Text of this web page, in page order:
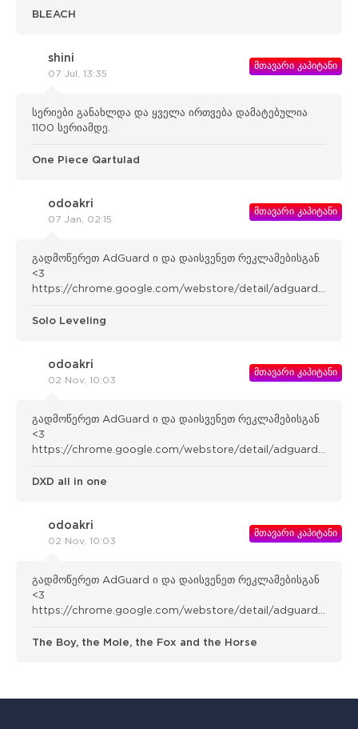
BLEACH
shini
07 Jul, 13:35
მთავარი კაპიტანი
სერიები განახლდა და ყველა ირთვება დამატებულია
1100 სერიამდე.
One Piece Qartulad
odoakri
07 Jan, 02:15
მთავარი კაპიტანი
გადმოწერეთ AdGuard ი და დაისვენეთ რეკლამებისგან
<3
https://chrome.google.com/webstore/detail/adguard-
Solo Leveling
odoakri
02 Nov, 10:03
მთავარი კაპიტანი
გადმოწერეთ AdGuard ი და დაისვენეთ რეკლამებისგან
<3
https://chrome.google.com/webstore/detail/adguard-
DXD all in one
odoakri
02 Nov, 10:03
მთავარი კაპიტანი
გადმოწერეთ AdGuard ი და დაისვენეთ რეკლამებისგან
<3
https://chrome.google.com/webstore/detail/adguard-
The Boy, the Mole, the Fox and the Horse